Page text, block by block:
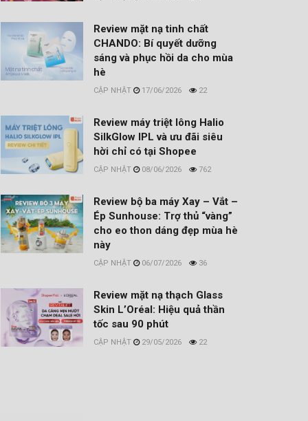
Review mặt nạ tinh chất
CHANDO: Bí quyết dưỡng
sáng và phục hồi da cho mùa
hè
17/06/2026 22
Review máy triệt lông Halio
SilkGlow IPL và ưu đãi siêu
hời chỉ có tại Shopee
08/06/2026 762
Review bộ ba máy Xay – Vắt –
Ép Sunhouse: Trợ thủ “vàng”
cho eo thon dáng đẹp mùa hè
này
06/07/2026 36
Review mặt nạ thạch Glass
Skin L’Oréal: Hiệu quả thần
tốc sau 90 phút
29/05/2026 22